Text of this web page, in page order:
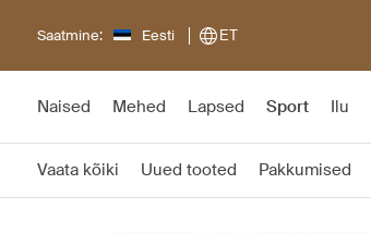
Saatmine: Eesti ET
Naised Mehed Lapsed Sport Ilu
Vaata kõiki Uued tooted Pakkumised